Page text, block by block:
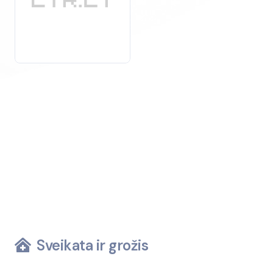
Danga sienai apželdinti yra įvairių tipų, priklausomai
medžiagų, padedančiųužtikrinti
Sveikata ir grožis